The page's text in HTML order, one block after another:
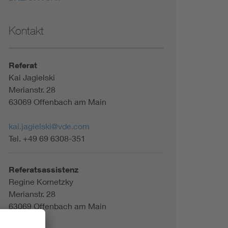
Kontakt
Referat
Kai Jagielski
Merianstr. 28
63069 Offenbach am Main
kai.jagielski@vde.com
Tel. +49 69 6308-351
Referatsassistenz
Regine Kornetzky
Merianstr. 28
63069 Offenbach am Main